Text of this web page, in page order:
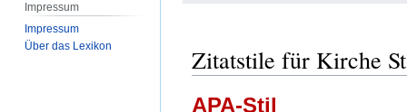
Zitatstile für Kirche
APA-Stil
Impressum
Impressum
Über das Lexikon